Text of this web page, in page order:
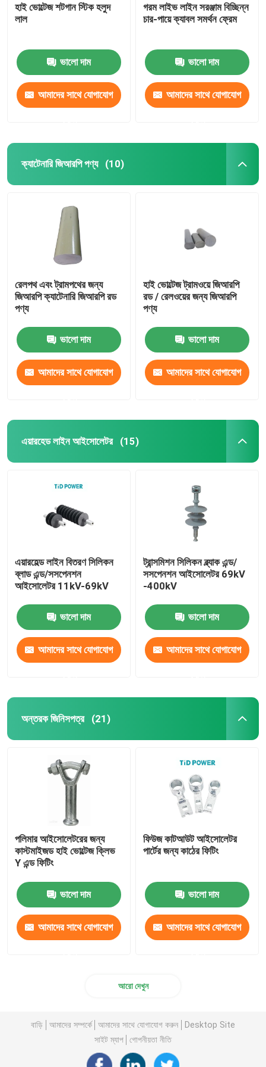
হাই ভোল্টেজ শটগান স্টিক হলুদ
লাল
ভালো দাম
আমাদের সাথে যোগাযোগ
গরম লাইভ লাইন সরঞ্জাম বিচ্ছিন্ন
চার-পায়ে ক্যাবল সমর্থন ফ্রেম
ভালো দাম
আমাদের সাথে যোগাযোগ
ক্যাটেনারি জিআরপি পণ্য (10)
রেলপথ এবং ট্রামপথের জন্য
জিআরপি ক্যাটেনারি জিআরপি রড
পণ্য
ভালো দাম
আমাদের সাথে যোগাযোগ
হাই ভোল্টেজ ট্রামওয়ে জিআরপি
রড / রেলওয়ের জন্য জিআরপি
পণ্য
ভালো দাম
আমাদের সাথে যোগাযোগ
এয়ারহেড লাইন আইসোলেটর (15)
এয়ারহেল্ড লাইন বিতরণ সিলিকন
ব্লাড এন্ড/সসপেনশন
আইসোলেটর 11kV-69kV
ভালো দাম
আমাদের সাথে যোগাযোগ
ট্রান্সমিশন সিলিকন ব্ল্যাক এন্ড/
সসপেনশন আইসোলেটর 69kV
-400kV
ভালো দাম
আমাদের সাথে যোগাযোগ
অন্তরক জিনিসপত্র (21)
পলিমার আইসোলেটরের জন্য
কাস্টমাইজড হাই ভোল্টেজ ক্লিভ
Y এন্ড ফিটিং
ভালো দাম
আমাদের সাথে যোগাযোগ
ফিউজ কাটআউট আইসোলেটর
পার্টের জন্য কাঠের ফিটিং
ভালো দাম
আমাদের সাথে যোগাযোগ
আরো দেখুন
বাড়ি আমাদের সম্পর্কে আমাদের সাথে যোগাযোগ করুন
Desktop Site
সাইট ম্যাপ
গোপনীয়তা নীতি